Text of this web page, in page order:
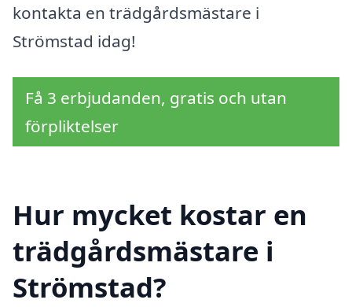
kontakta en trädgårdsmästare i
Strömstad idag!
Få 3 erbjudanden, gratis och utan
förpliktelser
Hur mycket kostar en
trädgårdsmästare i
Strömstad?